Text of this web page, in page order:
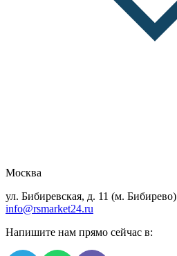
Москва
ул. Бибиревская, д. 11 (м. Бибирево)
info@rsmarket24.ru
Напишите нам прямо сейчас в: